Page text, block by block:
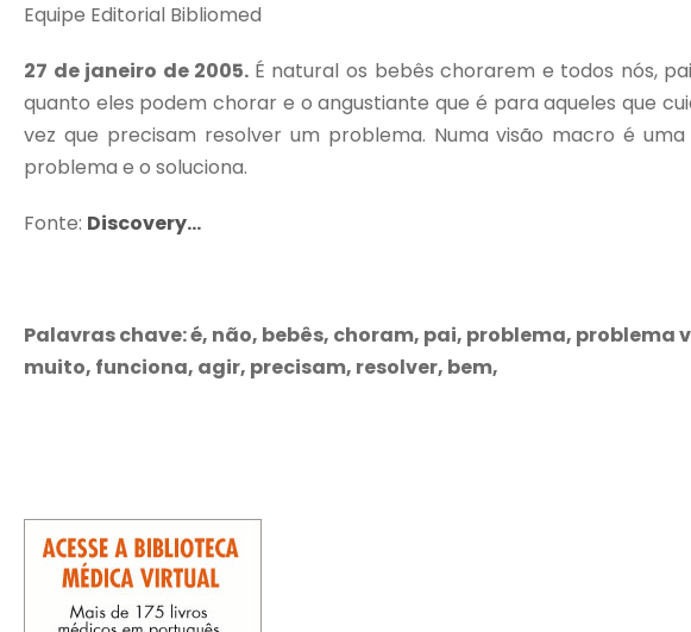
Equipe Editorial Bibliomed
27 de janeiro de 2005. É natural os bebês chorarem e todos nós,
quanto eles podem chorar e o angustiante que é para aqueles que
vez que precisam resolver um problema. Numa visão macro é
problema e o soluciona.
Fonte: Discovery...
Palavras chave: é, não, bebês, choram, pai, problema,
muito, funciona, agir, precisam, resolver, bem,